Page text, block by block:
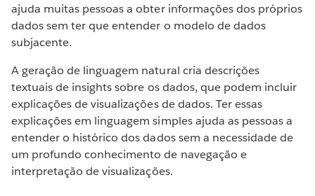
ajuda muitas pessoas a obter informações dos próprios
dados sem ter que entender o modelo de dados
subjacente.
A geração de linguagem natural cria descrições
textuais de insights sobre os dados, que podem incluir
explicações de visualizações de dados. Ter essas
explicações em linguagem simples ajuda as pessoas a
entender o histórico dos dados sem a necessidade de
um profundo conhecimento de navegação e
interpretação de visualizações.